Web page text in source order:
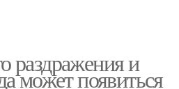
раздражения и
может появиться